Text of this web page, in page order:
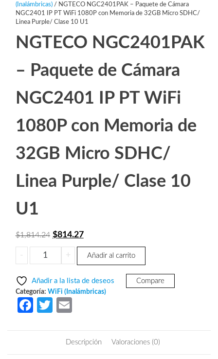
(Inalámbricas)/ NGTECO NGC2401PAK – Paquete de Cámara
NGC2401 IP PT WiFi 1080P con Memoria de 32GB Micro SDHC/
Linea Purple/ Clase 10 U1
NGTECO NGC2401PAK
– Paquete de Cámara
NGC2401 IP PT WiFi
1080P con Memoria de
32GB Micro SDHC/
Linea Purple/ Clase 10
U1
$1,814.24 El
precio
original
$1,814.24.
$814.27El
precio
$814.27.
-
NGTECO
NGC2401PAK
Paquete
de
Cámara
+ Añadir al carrito
Añadir a la lista de deseos Compare
Categoría: WiFi (Inalámbricas)
Fa
T
itt
ail
Descripción Valoraciones (0)